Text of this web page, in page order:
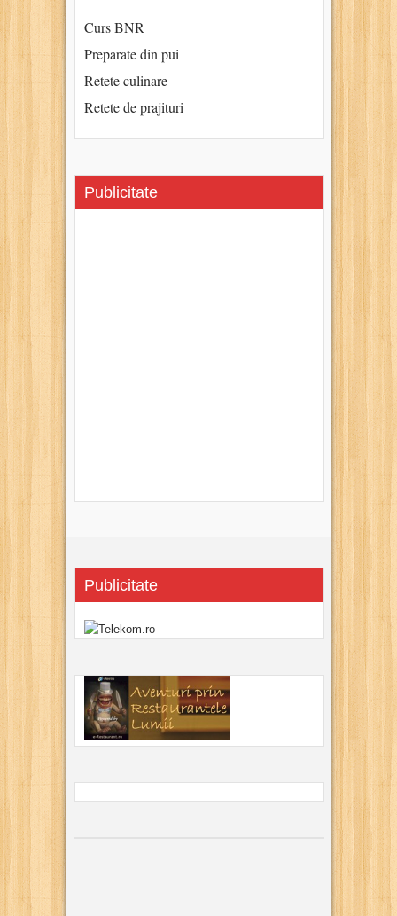
Curs BNR
Preparate din pui
Retete culinare
Retete de prajituri
Publicitate
Publicitate